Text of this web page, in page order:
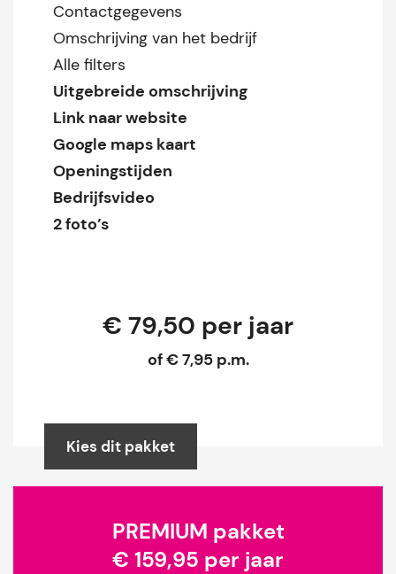
Contactgegevens
Omschrijving van het bedrijf
Alle filters
Uitgebreide omschrijving
Link naar website
Google maps kaart
Openingstijden
Bedrijfsvideo
2 foto’s
€ 79,50 per jaar
of € 7,95 p.m.
Kies dit pakket
PREMIUM pakket
€ 159,95 per jaar